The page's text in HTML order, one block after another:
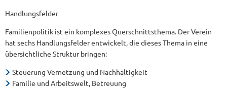
Handlungsfelder
Familienpolitik ist ein komplexes Querschnittsthema. Der Verein
hat sechs Handlungsfelder entwickelt, die dieses Thema in eine
übersichtliche Struktur bringen:
Steuerung Vernetzung und Nachhaltigkeit
Familie und Arbeitswelt, Betreuung